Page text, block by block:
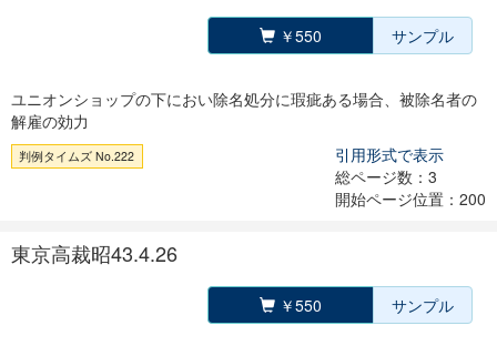
￥550 サンプル
ユニオンショップの下におい除名処分に瑕疵ある場合、被除名者の
解雇の効力
判例タイムズ No.222
引用形式で表示
総ページ数：3
開始ページ位置：200
東京高裁昭43.4.26
￥550 サンプル